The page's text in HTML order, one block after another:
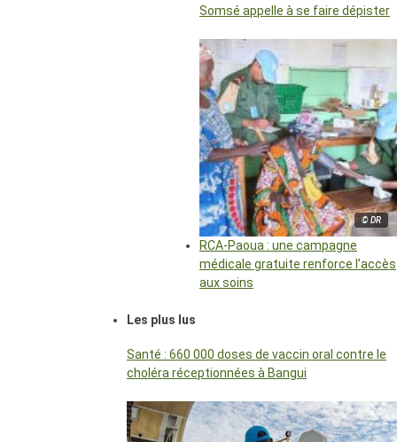
Somsé appelle à se faire dépister
© DR
RCA-Paoua : une campagne
médicale gratuite renforce l’accès
aux soins
Les plus lus
Santé : 660 000 doses de vaccin oral contre le
choléra réceptionnées à Bangui